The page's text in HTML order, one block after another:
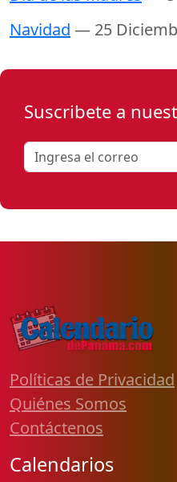
Navidad — 25
Suscribete a
Políticas de Privacidad
Quiénes Somos
Contáctenos
Calendarios